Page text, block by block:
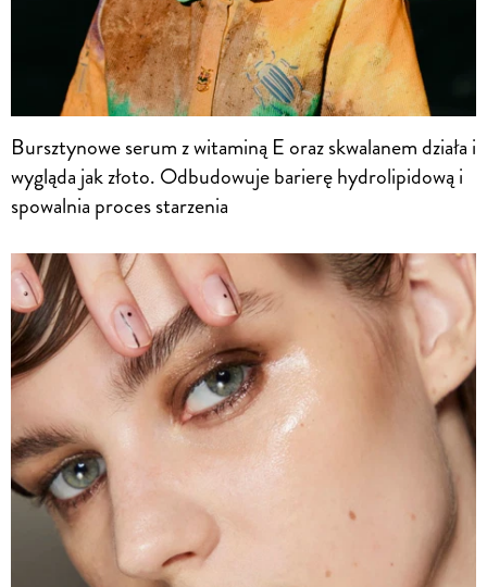
Bursztynowe serum z witaminą E oraz skwalanem działa i
wygląda jak złoto. Odbudowuje barierę hydrolipidową i
spowalnia proces starzenia